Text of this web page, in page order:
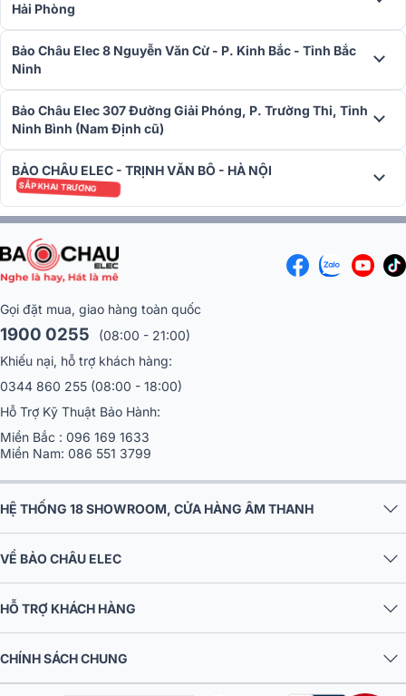
4. Hệ thống cổng DMX linh hoạt
Thiết bị được trang bị6 cổng DMX outputvà1 cổng DMX input,
giúp kết nối và điều khiển đồng thời nhiều thiết bị ánh sáng. Các
cổng này hỗ trợ chuẩn
, tương thích với hầu hết các loại
đèn và thiết bị ánh sáng sân khấu trên thị trường hiện nay.Nhờ đó,
người vận hành có thể thiết lập nhiều vùng ánh sáng độc lập và
kiểm soát linh hoạt từng khu vực biểu diễn.
5. Cổng DVI ngoài - Hỗ trợ hiển thị mở rộng
Bên cạnh hệ thống màn hình tích hợp, YEL C2 còn hỗ trợ
1 cổng DVI
trên màn hình lớn hơn khi làm việc trong phòng điều hành hoặc khu
vực hậu trường.
Hải Phòng
Bảo Châu Elec 8 Nguyễn Văn Cừ - P. Kinh Bắc - Tỉnh Bắc
Ninh
Bảo Châu Elec 307 Đường Giải Phóng, P. Trường Thi, Tỉnh
Ninh Bình (Nam Định cũ)
BẢO CHÂU ELEC - TRỊNH VĂN BÔ - HÀ NỘI
SẮP KHAI TRƯƠNG
Gọi đặt mua, giao hàng toàn quốc
1900 0255
(08:00 - 21:00)
Khiếu nại, hỗ trợ khách hàng:
0344 860 255 (08:00 - 18:00)
Hỗ Trợ Kỹ Thuật Bảo Hành:
Miền Bắc : 096 169 1633
Miền Nam: 086 551 3799
HỆ THỐNG 18 SHOWROOM, CỬA HÀNG ÂM THANH
VỀ BẢO CHÂU ELEC
HỖ TRỢ KHÁCH HÀNG
CHÍNH SÁCH CHUNG